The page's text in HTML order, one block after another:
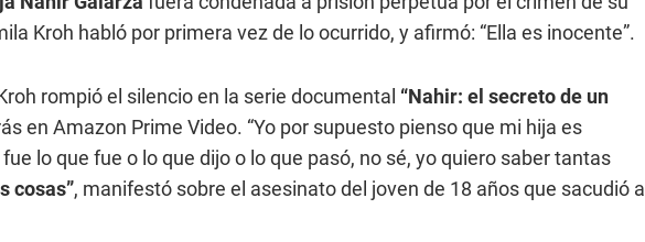
Kroh habló por primera vez de lo ocurrido, y afirmó: “Ella es inocente”.
rompió el silencio en la serie documental “Nahir: el secreto de un
en Amazon Prime Video. “Yo por supuesto pienso que mi hija es
lo que fue o lo que dijo o lo que pasó, no sé, yo quiero saber tantas
cosas”, manifestó sobre el asesinato del joven de 18 años que sacudió a